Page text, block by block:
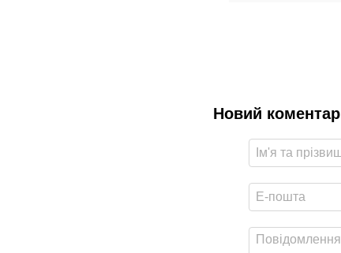
Новий коментар